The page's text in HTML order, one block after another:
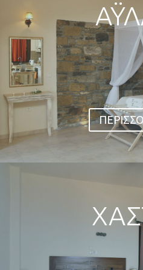
Ενιαίος χώρος 42 τ.μ
βεράντα 23τ.μ. με
στη θάλασσα, πλήρως
τραπεζαρία,
μπάνιο, τηλεόραση
Δυο όροφοι συνόλου 60
βρίσκεται η
βεράντα 22 τ.μ με
ιδιαίτερο μπάνιο, air